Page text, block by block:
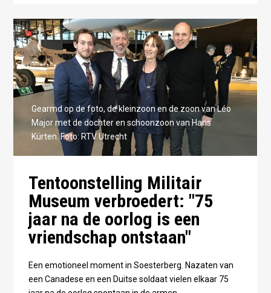
Gearmd op de foto, de kleinzoon en de zoon van Léo
Major met de dochter en schoonzoon van Hans
Kürten. Foto: RTV Utrecht
Tentoonstelling Militair
Museum verbroedert: "75
jaar na de oorlog is een
vriendschap ontstaan"
Een emotioneel moment in Soesterberg. Nazaten van
een Canadese en een Duitse soldaat vielen elkaar 75